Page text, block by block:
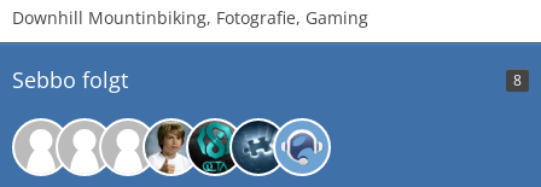
Downhill Mountinbiking, Fotografie, Gaming
Sebbo folgt 8